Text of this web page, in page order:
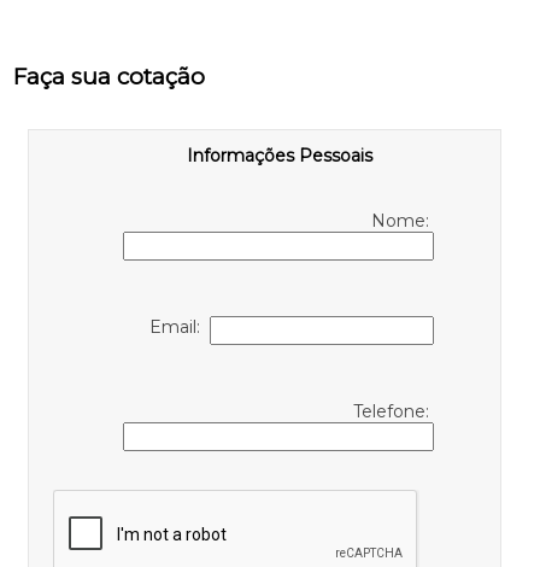
Faça sua cotação
Informações Pessoais
Nome:
Email:
Telefone: